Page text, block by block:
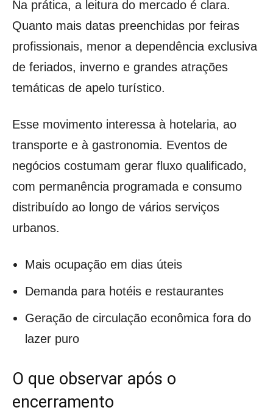
Na prática, a leitura do mercado é clara.
Quanto mais datas preenchidas por feiras
profissionais, menor a dependência exclusiva
de feriados, inverno e grandes atrações
temáticas de apelo turístico.
Esse movimento interessa à hotelaria, ao
transporte e à gastronomia. Eventos de
negócios costumam gerar fluxo qualificado,
com permanência programada e consumo
distribuído ao longo de vários serviços
urbanos.
Mais ocupação em dias úteis
Demanda para hotéis e restaurantes
Geração de circulação econômica fora do
lazer puro
O que observar após o
encerramento